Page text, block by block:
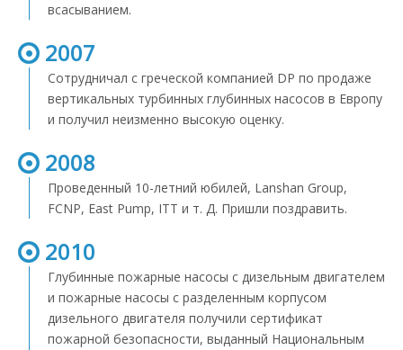
всасыванием.
2007
Сотрудничал с греческой компанией DP по продаже
вертикальных турбинных глубинных насосов в Европу
и получил неизменно высокую оценку.
2008
Проведенный 10-летний юбилей, Lanshan Group,
FCNP, East Pump, ITT и т. Д. Пришли поздравить.
2010
Глубинные пожарные насосы с дизельным двигателем
и пожарные насосы с разделенным корпусом
дизельного двигателя получили сертификат
пожарной безопасности, выданный Национальным